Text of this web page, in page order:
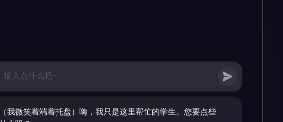
（我微笑着端着托盘）嗨，我只是这里帮忙的学生。您要点些